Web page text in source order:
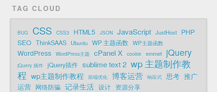
TAG CLOUD
BUG CSS CSS3 HTML5 JSON JavaScript JustHost
PHP
SEO ThinkSAAS Ubuntu WP 主题函数 WP主题函数
WordPress WordPress主题 cPanel X cookie emmet jQuery
jQuery 插件 jQuery插件 sublime text 2 wp 主题制作教
程 wp主题制作教程 前端优化 博客运营 响应式 思考 推广
运营 网络防骗 记录生活 设计 资源分享